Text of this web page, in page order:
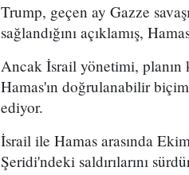
Trump, geçen ay Gazze
sağlandığını açıklamış,
Ancak İsrail yönetimi, planın
Hamas'ın doğrulanabilir
ediyor.
İsrail ile Hamas arasında
Şeridi'ndeki saldırılarını